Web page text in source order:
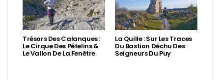
Trésors Des Calanques :
Le Cirque Des Pételins &
Le Vallon De La Fenêtre
La Quille : Sur Les Traces
Du Bastion Déchu Des
Seigneurs Du Puy